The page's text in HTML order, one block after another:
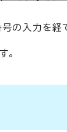
の入力を経
。